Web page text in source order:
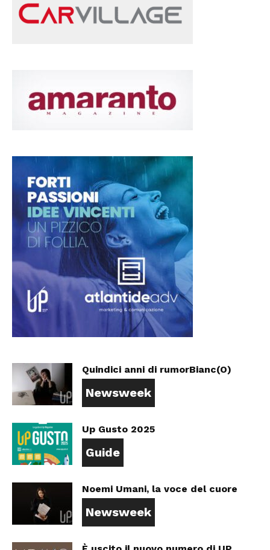
Quindici anni di rumorBianc(O)
Newsweek
Up Gusto 2025
Guide
Noemi Umani, la voce del cuore
Newsweek